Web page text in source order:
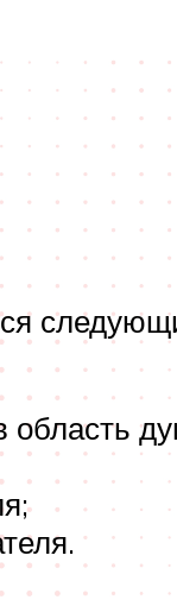
область